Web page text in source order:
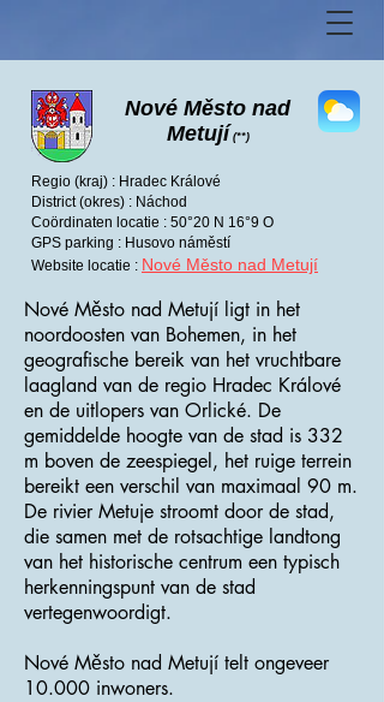
Nové Město nad
Metují (**)
Regio (kraj) : Hradec Králové
District (okres) : Náchod
Coördinaten locatie : 50°20 N 16°9 O
GPS parking : Husovo náměstí
Website locatie : Nové Město nad Metují
Nové Město nad Metují ligt in het
noordoosten van Bohemen, in het
geografische bereik van het vruchtbare
laagland van de regio Hradec Králové
en de uitlopers van Orlické. De
gemiddelde hoogte van de stad is 332
m boven de zeespiegel, het ruige terrein
bereikt een verschil van maximaal 90 m.
De rivier Metuje stroomt door de stad,
die samen met de rotsachtige landtong
van het historische centrum een ​​typisch
herkenningspunt van de stad
vertegenwoordigt.
Nové Město nad Metují telt ongeveer
10.000 inwoners.